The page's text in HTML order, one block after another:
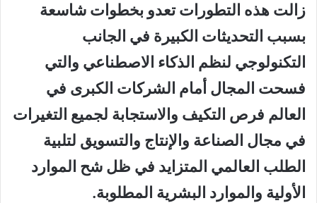
زالت هذه التطورات تعدو بخطوات شاسعة
بسبب التحديثات الكبيرة في الجانب
التكنولوجي لنظم الذكاء الاصطناعي والتي
فسحت المجال أمام الشركات الكبرى في
العالم فرص التكيف والاستجابة لجميع التغيرات
في مجال الصناعة والإنتاج والتسويق لتلبية
الطلب العالمي المتزايد في ظل شح الموارد
الأولية والموارد البشرية المطلوبة.